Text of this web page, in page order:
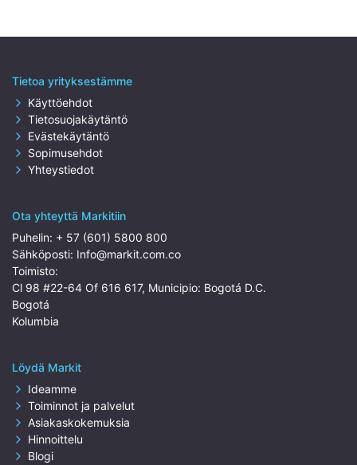
Tietoa yrityksestämme
Käyttöehdot
Tietosuojakäytäntö
Evästekäytäntö
Sopimusehdot
Yhteystiedot
Ota yhteyttä Markitiin
Puhelin: + 57 (601) 5800 800
Sähköposti: Info@markit.com.co
Toimisto:
Cl 98 #22-64 Of 616 617, Municipio: Bogotá D.C.
Bogotá
Kolumbia
Löydä Markit
Ideamme
Toiminnot ja palvelut
Asiakaskokemuksia
Hinnoittelu
Blogi